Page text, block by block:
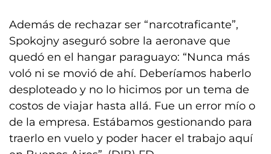
Además de rechazar ser “narcotraficante”,
Spokojny aseguró sobre la aeronave que
quedó en el hangar paraguayo: “Nunca más
voló ni se movió de ahí. Deberíamos haberlo
desploteado y no lo hicimos por un tema de
costos de viajar hasta allá. Fue un error mío o
de la empresa. Estábamos gestionando para
traerlo en vuelo y poder hacer el trabajo aquí